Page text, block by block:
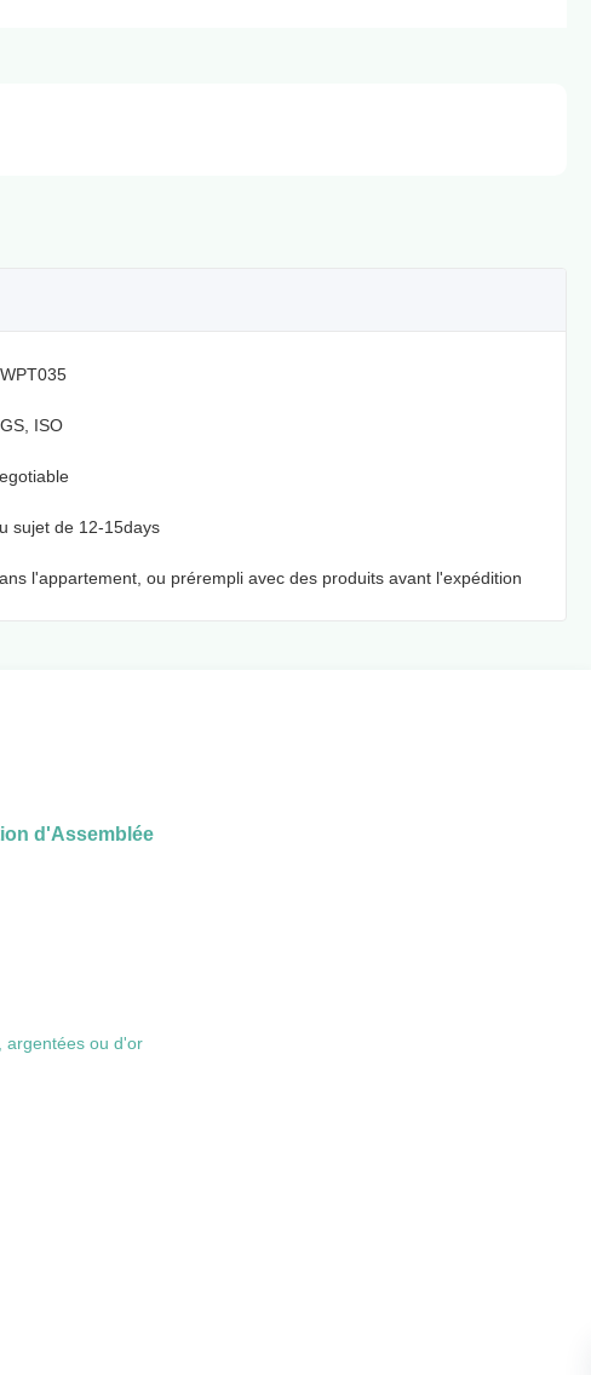
ISO
sujet de 12-15days
l'appartement, ou prérempli avec des produits avant l'expédition
d'Assemblée
argentées ou d'or